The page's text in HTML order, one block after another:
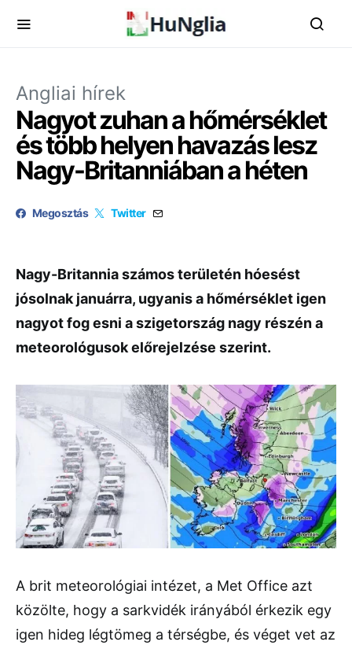
Angliai hírek
Nagyot zuhan a hőmérséklet
és több helyen havazás lesz
Nagy-Britanniában a héten
Megosztás Twitter
Nagy-Britannia számos területén hóesést
jósolnak januárra, ugyanis a hőmérséklet igen
nagyot fog esni a szigetország nagy részén a
meteorológusok előrejelzése szerint.
A brit meteorológiai intézet, a Met Office azt
közölte, hogy a sarkvidék irányából érkezik egy
igen hideg légtömeg a térségbe, és véget vet az